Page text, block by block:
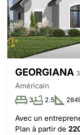
GEORGIANA
Américain
3 2.5
Avec un
Plan à partir de